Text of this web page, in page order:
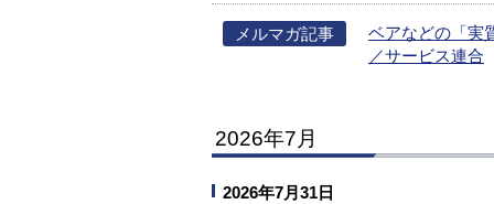
メルマガ記事
ベアなどの「実
／サービス連合
2026年7月
2026年7月31日